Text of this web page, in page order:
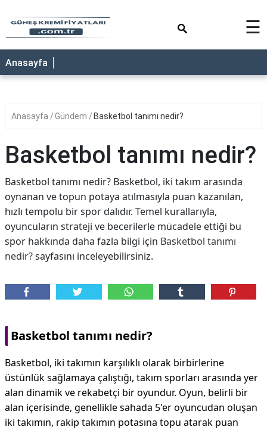
ANASAYFA
☰
Anasayfa
Anasayfa Gündem Basketbol tanımı nedir?
Basketbol tanımı nedir?
Basketbol tanımı nedir? Basketbol, iki takım arasında
oynanan ve topun potaya atılmasıyla puan kazanılan,
hızlı tempolu bir spor dalıdır. Temel kurallarıyla,
oyuncuların strateji ve becerilerle mücadele ettiği bu
spor hakkında daha fazla bilgi için Basketbol tanımı
nedir?sayfasını inceleyebilirsiniz.
Basketbol tanımı nedir?
Basketbol, iki takımın karşılıklı olarak birbirlerine
üstünlük sağlamaya çalıştığı, takım sporları arasında yer
alan dinamik ve rekabetçi bir oyundur. Oyun, belirli bir
alan içerisinde, genellikle sahada 5'er oyuncudan oluşan
iki takımın, rakip takımın potasına topu atarak puan